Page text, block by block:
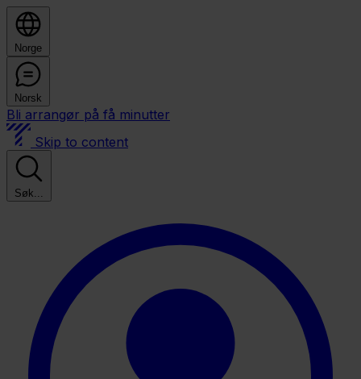
Norge
Norsk
Bli arrangør på få minutter
Skip to content
Søk...